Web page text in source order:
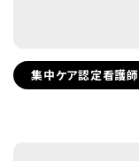
集中ケア認定看護師